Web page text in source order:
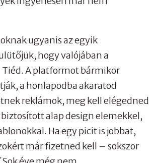
ugyanis az egyik
hogy valójában a
Tiéd. A platformot bármikor
a honlapodba akaratod
reklámok, meg kell elégedned
alap design elemekkel,
Ha egy picit is jobbat,
már fizetned kell – sokszor